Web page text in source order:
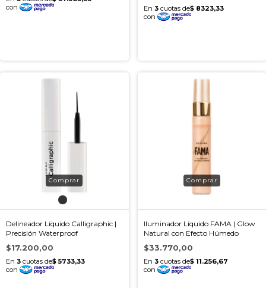
Delineador Líquido Calligraphic |
Precisión Waterproof
$17.200,00
Iluminador Líquido FAMA | Glow
Natural con Efecto Húmedo
$33.770,00